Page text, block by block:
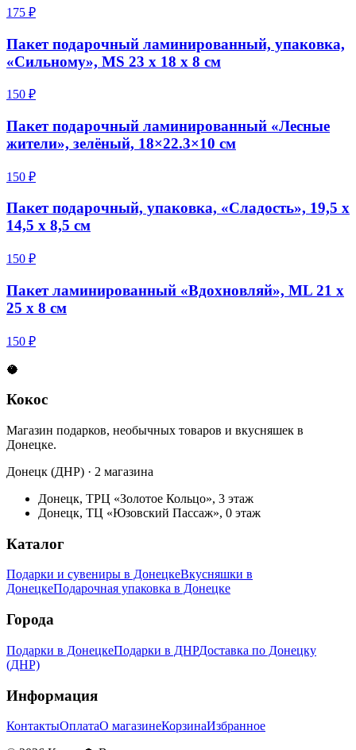
175 ₽
Пакет подарочный ламинированный, упаковка,
«Сильному», MS 23 х 18 х 8 см
150 ₽
Пакет подарочный ламинированный «Лесные
жители», зелёный, 18×22.3×10 см
150 ₽
Пакет подарочный, упаковка, «Сладость», 19,5 х
14,5 х 8,5 см
150 ₽
Пакет ламинированный «Вдохновляй», ML 21 х
25 х 8 см
150 ₽
🥥
Кокос
Магазин подарков, необычных товаров и вкусняшек в
Донецке.
Донецк (ДНР) · 2 магазина
Донецк, ТРЦ «Золотое Кольцо», 3 этаж
Донецк, ТЦ «Юзовский Пассаж», 0 этаж
Каталог
Подарки и сувениры в ДонецкеВкусняшки в
ДонецкеПодарочная упаковка в Донецке
Города
Подарки в ДонецкеПодарки в ДНРДоставка по Донецку
(ДНР)
Информация
КонтактыОплатаО магазинеКорзинаИзбранное